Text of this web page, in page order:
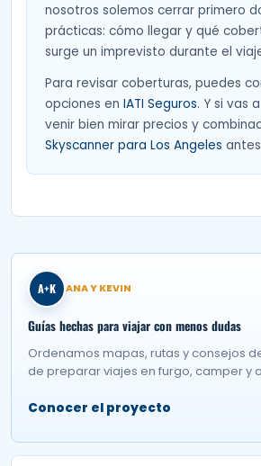
nosotros solemos cerrar primero
prácticas: cómo llegar y qué
surge un imprevisto durante el
Para revisar coberturas, puedes
opciones en IATI Seguros. Y si vas
venir bien mirar precios y
Skyscanner para Los Angeles
A+K ANA Y KEVIN
Guías hechas para viajar con menos dudas
Ordenamos mapas, rutas y consejos
de preparar viajes en furgo, camper y
Conocer el proyecto